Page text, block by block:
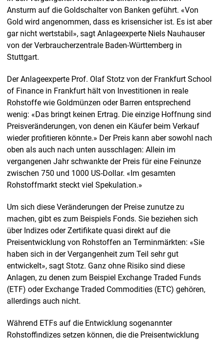
Ansturm auf die Goldschalter von Banken geführt. «Von
Gold wird angenommen, dass es krisensicher ist. Es ist aber
gar nicht wertstabil», sagt Anlageexperte Niels Nauhauser
von der Verbraucherzentrale Baden-Württemberg in
Stuttgart.
Der Anlageexperte Prof. Olaf Stotz von der Frankfurt School
of Finance in Frankfurt hält von Investitionen in reale
Rohstoffe wie Goldmünzen oder Barren entsprechend
wenig: «Das bringt keinen Ertrag. Die einzige Hoffnung sind
Preisveränderungen, von denen ein Käufer beim Verkauf
wieder profitieren könnte.» Der Preis kann aber sowohl nach
oben als auch nach unten ausschlagen: Allein im
vergangenen Jahr schwankte der Preis für eine Feinunze
zwischen 750 und 1000 US-Dollar. «Im gesamten
Rohstoffmarkt steckt viel Spekulation.»
Um sich diese Veränderungen der Preise zunutze zu
machen, gibt es zum Beispiels Fonds. Sie beziehen sich
über Indizes oder Zertifikate quasi direkt auf die
Preisentwicklung von Rohstoffen an Terminmärkten: «Sie
haben sich in der Vergangenheit zum Teil sehr gut
entwickelt», sagt Stotz. Ganz ohne Risiko sind diese
Anlagen, zu denen zum Beispiel Exchange Traded Funds
(ETF) oder Exchange Traded Commodities (ETC) gehören,
allerdings auch nicht.
Während ETFs auf die Entwicklung sogenannter
Rohstoffindizes setzen können, die die Preisentwicklung